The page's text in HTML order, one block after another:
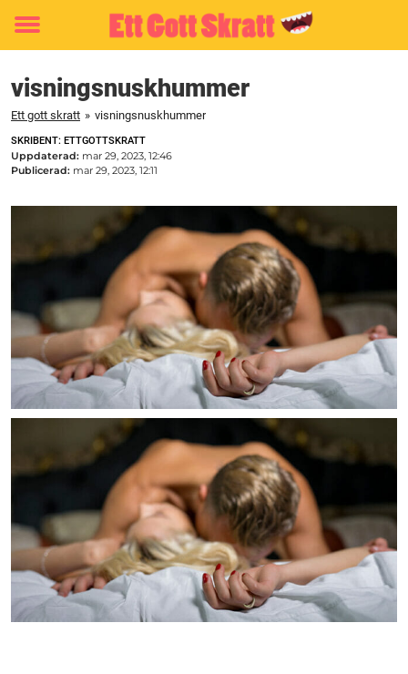
Toggle
visningsnuskhummer
Ett gott skratt » visningsnuskhummer
SKRIBENT: ETTGOTTSKRATT
Uppdaterad: mar 29, 2023, 12:46
Publicerad: mar 29, 2023, 12:11